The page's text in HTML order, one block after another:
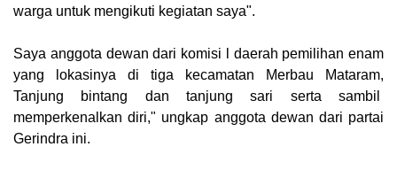
warga untuk mengikuti kegiatan saya".
Saya anggota dewan dari komisi l daerah pemilihan enam
yang lokasinya di tiga kecamatan Merbau Mataram,
Tanjung bintang dan tanjung sari serta sambil
memperkenalkan diri," ungkap anggota dewan dari partai
Gerindra ini.